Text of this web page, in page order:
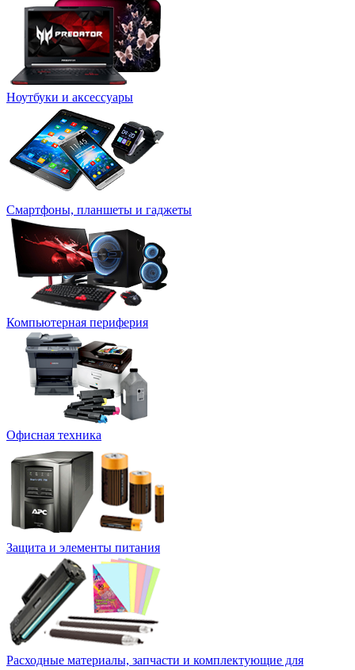
Ноутбуки и аксессуары
Смартфоны, планшеты и гаджеты
Компьютерная периферия
Офисная техника
Защита и элементы питания
Расходные материалы, запчасти и комплектующие для